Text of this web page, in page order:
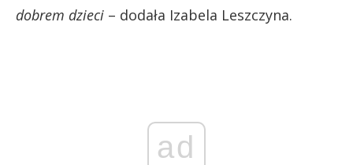
dobrem dzieci – dodała Izabela Leszczyna.
ad